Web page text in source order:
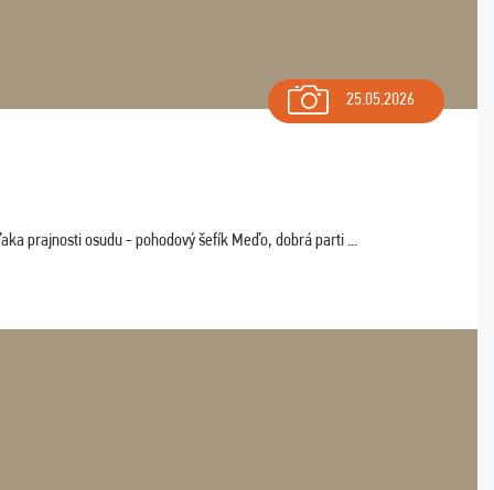
25.05.2026
prajnosti osudu - pohodový šefík Meďo, dobrá parti ...